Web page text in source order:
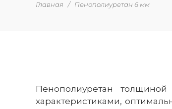
Главная / Пенополиуретан 6 мм
Пенополиуретан
характеристиками,